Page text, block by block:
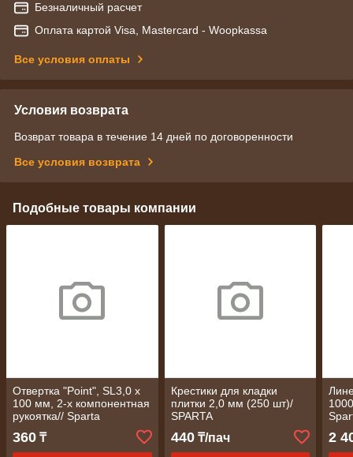
Безналичный расчет
Оплата картой Visa, Mastercard - Woopkassa
Все условия оплаты
Условия возврата
Возврат товара в течение 14 дней по договоренности
Все условия возврата
Подобные товары компании
Отвертка "Point", SL3,0 х
100 мм, 2-х компонентная
рукоятка// Sparta
360 ₸
Крестики для кладки
плитки 2,0 мм (250 шт)/
SPARTA
440₸/пач 2